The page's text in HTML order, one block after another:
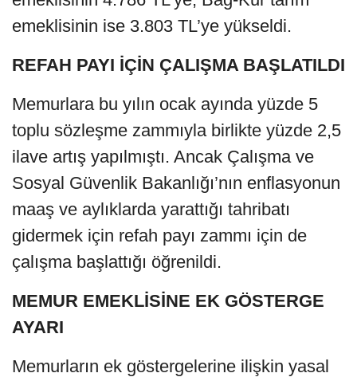
emeklisinin ise 3.803 TL’ye yükseldi.
REFAH PAYI İÇİN ÇALIŞMA BAŞLATILDI
Memurlara bu yılın ocak ayında yüzde 5
toplu sözleşme zammıyla birlikte yüzde 2,5
ilave artış yapılmıştı. Ancak Çalışma ve
Sosyal Güvenlik Bakanlığı’nın enflasyonun
maaş ve aylıklarda yarattığı tahribatı
gidermek için refah payı zammı için de
çalışma başlattığı öğrenildi.
MEMUR EMEKLİSİNE EK GÖSTERGE
AYARI
Memurların ek göstergelerine ilişkin yasal